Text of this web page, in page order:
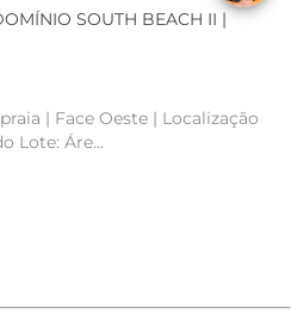
SOUTH BEACH II |
privilegiada! 📐 Detalhes do Lote: Áre...